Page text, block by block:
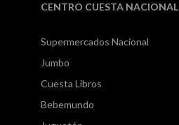
CENTRO CUESTA NACIONAL
Supermercados Nacional
Jumbo
Cuesta Libros
Bebemundo